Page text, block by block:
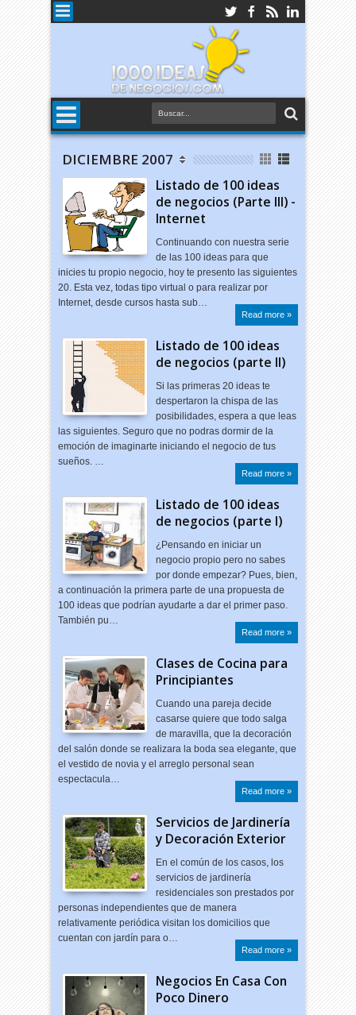
DICIEMBRE 2007
Listado de 100 ideas
de negocios (Parte III) -
Internet
Continuando con nuestra serie
de las 100 ideas para que
inicies tu propio negocio, hoy te presento las siguientes
20. Esta vez, todas tipo virtual o para realizar por
Internet, desde cursos hasta sub…
Read more »
Listado de 100 ideas
de negocios (parte II)
Si las primeras 20 ideas te
despertaron la chispa de las
posibilidades, espera a que leas
las siguientes. Seguro que no podras dormir de la
emoción de imaginarte iniciando el negocio de tus
sueños. …
Read more »
Listado de 100 ideas
de negocios (parte I)
¿Pensando en iniciar un
negocio propio pero no sabes
por donde empezar? Pues, bien,
a continuación la primera parte de una propuesta de
100 ideas que podrían ayudarte a dar el primer paso.
También pu…
Read more »
Clases de Cocina para
Principiantes
Cuando una pareja decide
casarse quiere que todo salga
de maravilla, que la decoración
del salón donde se realizara la boda sea elegante, que
el vestido de novia y el arreglo personal sean
espectacula…
Read more »
Servicios de Jardinería
y Decoración Exterior
En el común de los casos, los
servicios de jardinería
residenciales son prestados por
personas independientes que de manera
relativamente periódica visitan los domicilios que
cuentan con jardín para o…
Read more »
Negocios En Casa Con
Poco Dinero